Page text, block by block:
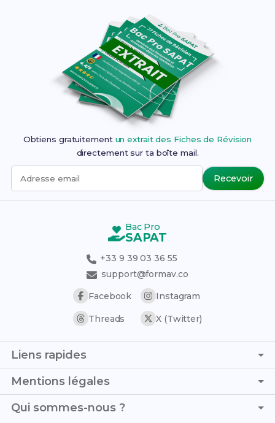
Obtiens gratuitement un extrait des Fiches de Révision
directement sur ta boîte mail.
Adresse email Recevoir
Bac Pro
SAPAT
+33 9 39 03 36 55
support@formav.co
Facebook
Instagram
Threads X (Twitter)
Liens rapides
Page d'accueil
Simulateur de notes
Trouver son stage
Mentions légales
C.G.V. - C.G.U.
Qui sommes-nous ?